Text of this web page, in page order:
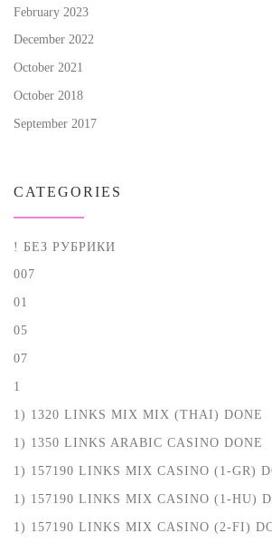
February 2023
December 2022
October 2021
October 2018
September 2017
CATEGORIES
! БЕЗ РУБРИКИ
007
01
05
07
1
1) 1320 LINKS MIX MIX (THAI) DONE
1) 1350 LINKS ARABIC CASINO DONE
1) 157190 LINKS MIX CASINO (1-GR)
1) 157190 LINKS MIX CASINO (1-HU)
1) 157190 LINKS MIX CASINO (2-FI)